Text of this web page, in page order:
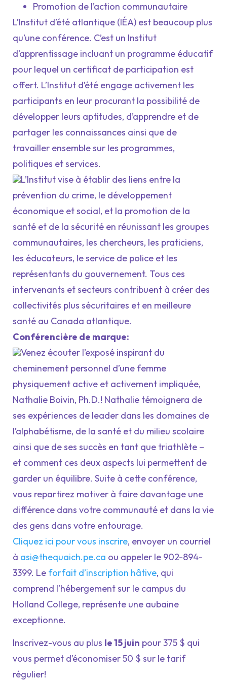
Promotion de l’action communautaire
L’Institut d’été atlantique (IÉA) est beaucoup plus
qu’une conférence. C’est un Institut
d’apprentissage incluant un programme éducatif
pour lequel un certificat de participation est
offert. L’Institut d’été engage activement les
participants en leur procurant la possibilité de
développer leurs aptitudes, d’apprendre et de
partager les connaissances ainsi que de
travailler ensemble sur les programmes,
politiques et services.
L’Institut vise à établir des liens entre la
prévention du crime, le développement
économique et social, et la promotion de la
santé et de la sécurité en réunissant les groupes
communautaires, les chercheurs, les praticiens,
les éducateurs, le service de police et les
représentants du gouvernement. Tous ces
intervenants et secteurs contribuent à créer des
collectivités plus sécuritaires et en meilleure
santé au Canada atlantique.
Conférencière de marque:
Venez écouter l’exposé inspirant du
cheminement personnel d’une femme
physiquement active et activement impliquée,
Nathalie Boivin, Ph.D.! Nathalie témoignera de
ses expériences de leader dans les domaines de
l’alphabétisme, de la santé et du milieu scolaire
ainsi que de ses succès en tant que triathlète –
et comment ces deux aspects lui permettent de
garder un équilibre. Suite à cette conférence,
vous repartirez motiver à faire davantage une
différence dans votre communauté et dans la vie
des gens dans votre entourage.
Cliquez ici pour vous inscrire, envoyer un courriel
à asi@thequaich.pe.ca ou appeler le 902-894-
3399. Le forfait d’inscription hâtive, qui
comprend l’hébergement sur le campus du
Holland College, représente une aubaine
exceptionne.
Inscrivez-vous au plus le 15 juin pour 375 $ qui
vous permet d’économiser 50 $ sur le tarif
régulier!